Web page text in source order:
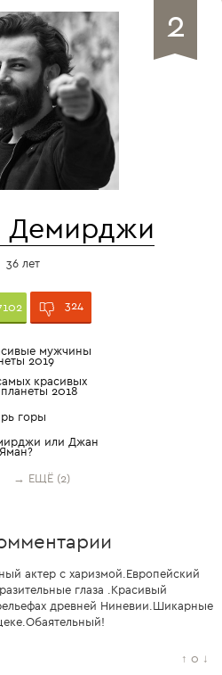
2
Демирджи
36 лет
324
мужчины
2019
красивых
2018
горы
или Джан
Яман?
→ ЕЩЁ (2)
актер с харизмой.Европейский
глаза .Красивый
древней Ниневии.Шикарные
↑ 0 ↓